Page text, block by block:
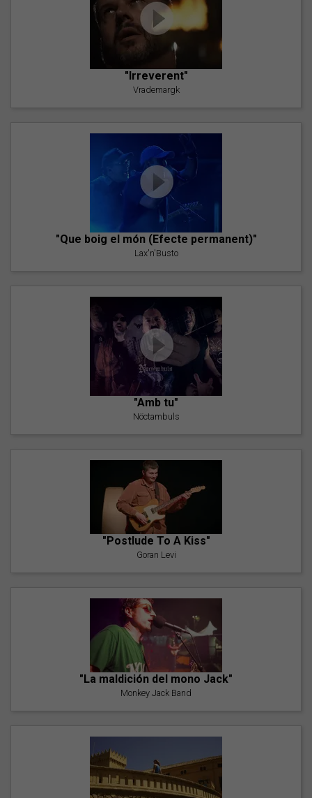
"Irreverent"
Vrademargk
"Que boig el món (Efecte permanent)"
Lax'n'Busto
"Amb tu"
Nöctambuls
"Postlude To A Kiss"
Goran Levi
"La maldición del mono Jack"
Monkey Jack Band